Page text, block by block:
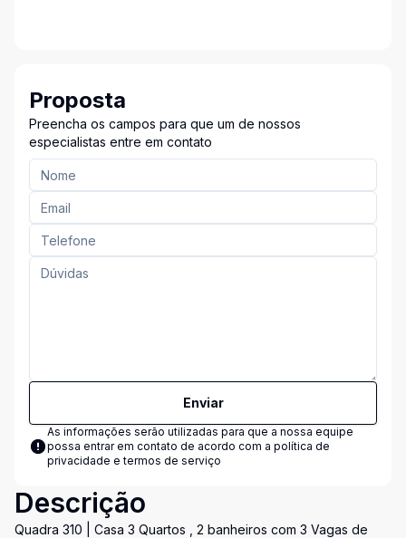
Proposta
Preencha os campos para que um de nossos
especialistas entre em contato
Enviar
As informações serão utilizadas para que a nossa equipe
possa entrar em contato de acordo com a política de
privacidade e termos de serviço
Descrição
Quadra 310 | Casa 3 Quartos , 2 banheiros com 3 Vagas de